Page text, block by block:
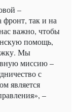
–
так и на
важно, чтобы
помощь,
Мы
миссию –
с
является
–